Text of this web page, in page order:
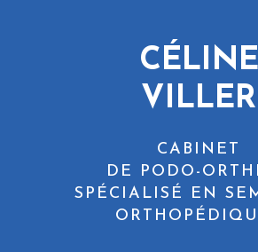
CÉLINE
VILLER
CABINET
DE PODO-
SPÉCIALISÉ EN